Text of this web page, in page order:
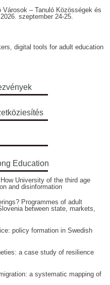
Városok – Tanuló Közösségek és
szeptember 24-25.
digital tools for adult education
Education
University of the third age
and disinformation
Programmes of adult
between state, markets,
policy formation in Swedish
a case study of resilience
a systematic mapping of